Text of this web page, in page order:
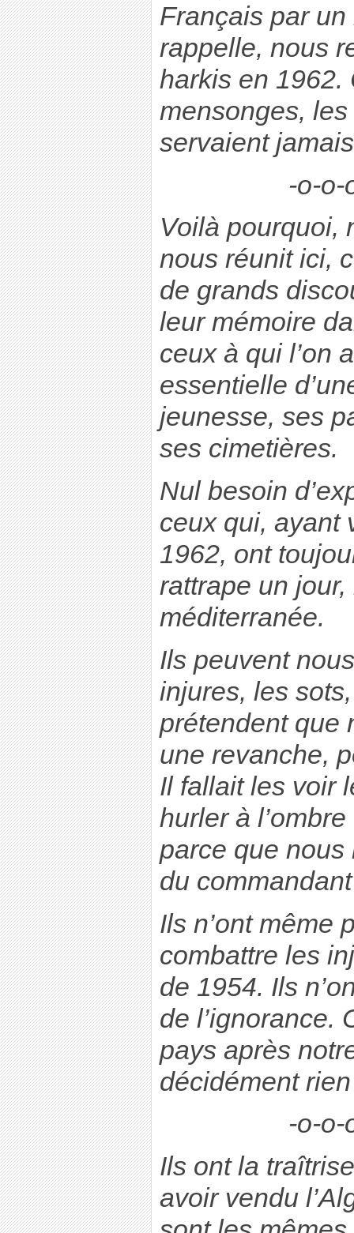
Français par
rappelle, nous
harkis en 1962.
mensonges,
servaient
-o-o-
Voilà pourquoi,
nous réunit ici,
de grands
leur mémoire
ceux à qui l’on
essentielle
jeunesse, ses
ses cimetières.
Nul besoin
ceux qui, ayant
1962, ont
rattrape un
méditerranée.
Ils peuvent
injures, les
prétendent que
une revanche,
Il fallait les voir
hurler à
parce que
du
Ils n’ont même
combattre les
de 1954. Ils
de l’ignorance.
pays après
décidément
-o-o-
Ils ont la
avoir vendu